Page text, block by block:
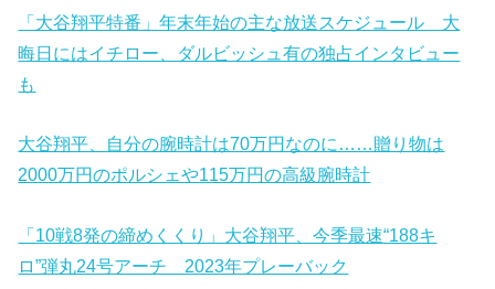
「大谷翔平特番」年末年始の主な放送スケジュール 大
晦日にはイチロー、ダルビッシュ有の独占インタビュー
も
大谷翔平、自分の腕時計は70万円なのに……贈り物は
2000万円のポルシェや115万円の高級腕時計
「10戦8発の締めくくり」大谷翔平、今季最速“188キ
ロ”弾丸24号アーチ 2023年プレーバック